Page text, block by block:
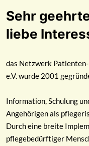
1 3
Sehr
liebe
das Netzwerk
e.V. wurde 2001
Information, Schulung
Angehörigen als
Durch eine breite
pflegebedürftiger